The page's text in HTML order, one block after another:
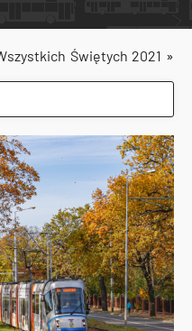
Świętych 2021 »